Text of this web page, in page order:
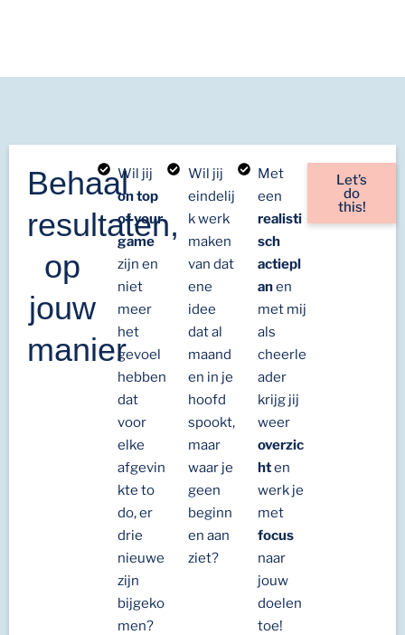
Behaal
resultaten,
op
jouw
manier
Wil jij
on top
of your
game
zijn en
niet
meer
het
gevoel
hebben
dat
voor
elke
afgevin
kte to
do, er
drie
nieuwe
zijn
bijgeko
men?
Wil jij
eindelij
k werk
maken
van dat
ene
idee
dat al
maand
en in je
hoofd
spookt,
maar
waar je
geen
beginn
en aan
ziet?
Met
een
realisti
sch
actiepl
anen
met mij
als
cheerle
ader
krijg jij
weer
overzic
hten
werk je
met
focus
naar
jouw
doelen
toe!
Let’s
do
this!